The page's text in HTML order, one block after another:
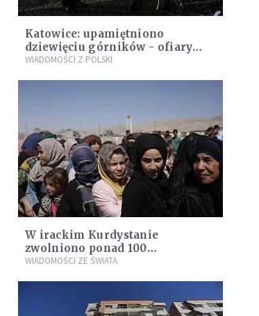
Katowice: upamiętniono
dziewięciu górników - ofiary
pacyfikacji kopalni Wujek
WIADOMOŚCI Z POLSKI
W irackim Kurdystanie
zwolniono ponad 100
policjantów za przemyt ludzi.
WIADOMOŚCI ZE ŚWIATA